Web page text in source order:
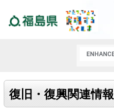
復旧・復興関連情報